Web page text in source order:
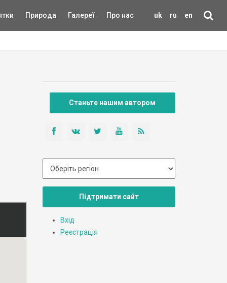
uk ru en
Природа Галереї Про нас
Станьте нашим автором
Підтримати сайт
Вхід
Реєстрація